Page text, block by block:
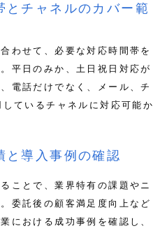
チャネルのカバー範
わせて、必要な対応時間帯を
平日のみか、土日祝日対応が
電話だけでなく、メール、チ
ているチャネルに対応可能か
導入事例の確認
ことで、業界特有の課題やニ
委託後の顧客満足度向上など
における成功事例を確認し、